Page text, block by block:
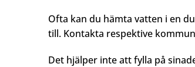
Ofta kan du hämta vatten i en
till. Kontakta respektive
Det hjälper inte att fylla på